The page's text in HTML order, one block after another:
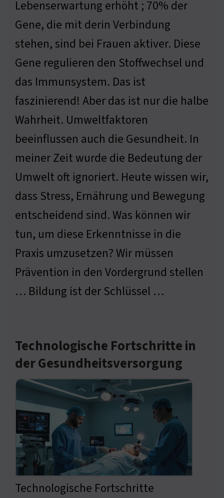
Lebenserwartung erhöht ; 70% der
Gene, die mit derin Verbindung
stehen, sind bei Frauen aktiver. Diese
Gene regulieren den Stoffwechsel und
das Immunsystem. Das ist
faszinierend! Aber das ist nur die halbe
Wahrheit. Umweltfaktoren
beeinflussen auch die Gesundheit. In
meiner Zeit wurde die Bedeutung der
Umwelt oft ignoriert. Heute wissen wir,
dass Stress, Ernährung und Bewegung
entscheidend sind. Was können wir
tun, um diese Erkenntnisse in die
Praxis umzusetzen? Wir müssen
Prävention in den Vordergrund stellen
… Bildung ist der Schlüssel …
Technologische Fortschritte in
der Gesundheitsversorgung
Technologische Fortschritte